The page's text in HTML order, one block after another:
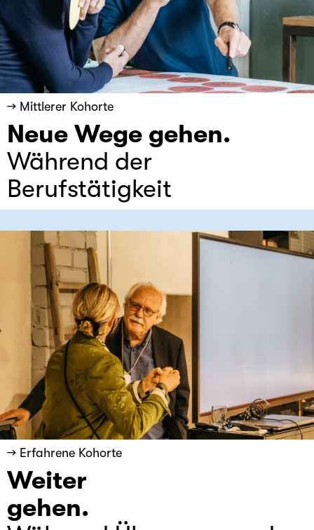
→ Mittlerer Kohorte
Neue Wege gehen.
Während der
Berufstätigkeit
→ Erfahrene Kohorte
Weiter
gehen.